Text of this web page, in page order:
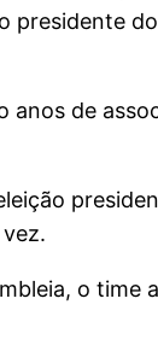
presidente
anos de
o time